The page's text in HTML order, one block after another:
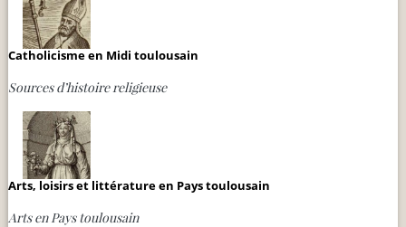
Catholicisme en Midi toulousain
Sources d’histoire religieuse
Arts, loisirs et littérature en Pays toulousain
Arts en Pays toulousain